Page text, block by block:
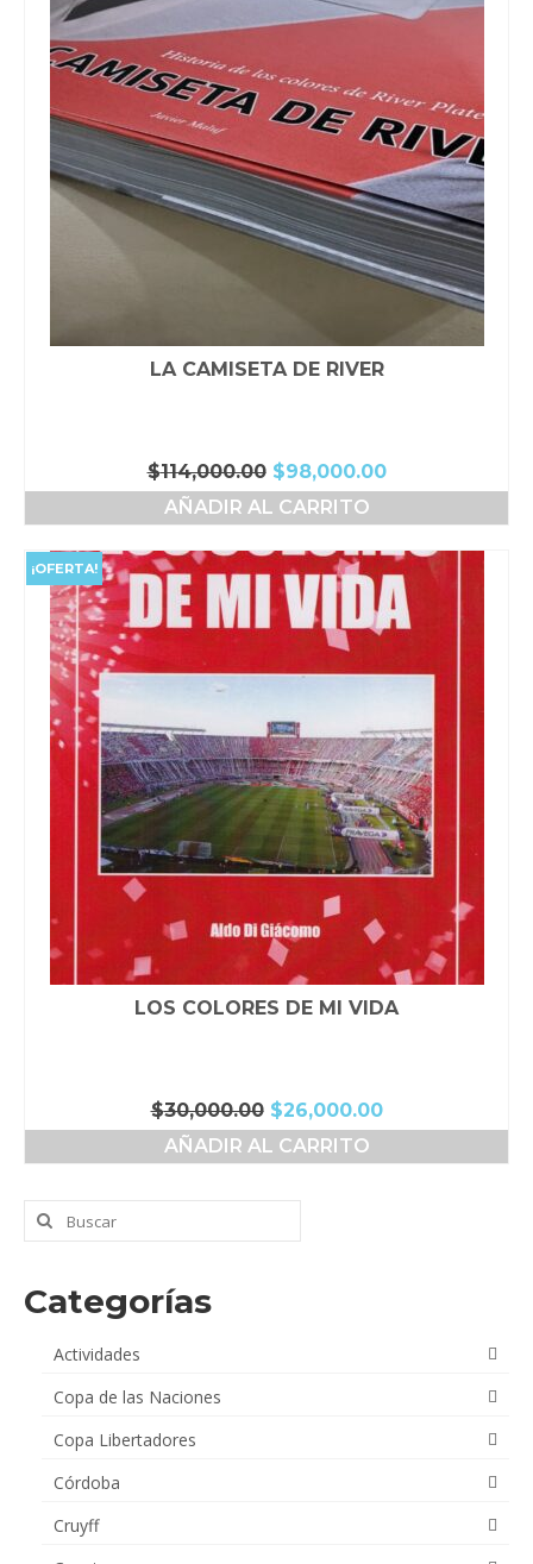
LA CAMISETA DE RIVER
$114,000.00 El
precio
original
$114,000.00.
$98,000.00El
precio
$98,000.00.
AÑADIR AL CARRITO
¡OFERTA!
LOS COLORES DE MI VIDA
$30,000.00 El
precio
original
$30,000.00.
$26,000.00El
precio
AÑADIR AL CARRITO
Buscar
por:
Categorías
Actividades
Copa de las Naciones
Copa Libertadores
Córdoba
Cruyff